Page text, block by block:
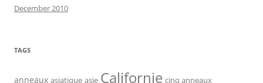
December 2010
TAGS
anneaux asiatique asie Californie cinq anneaux